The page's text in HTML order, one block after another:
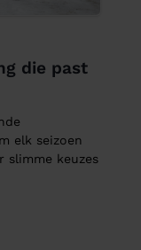
die past
elk seizoen
slimme keuzes